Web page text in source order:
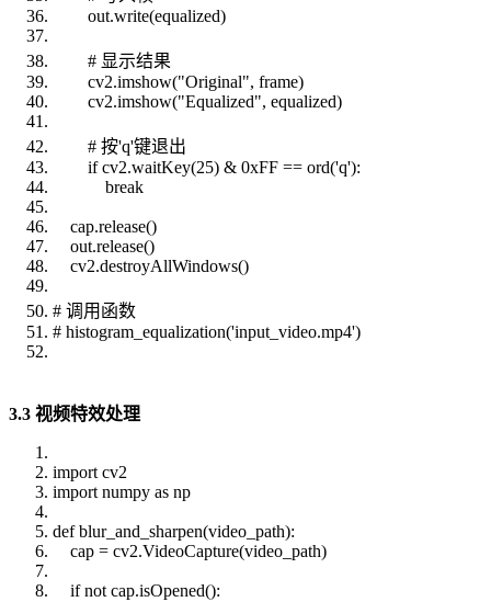
out.write(equalized)
# 显示结果
cv2.imshow("Original", frame)
cv2.imshow("Equalized", equalized)
# 按'q'键退出
if cv2.waitKey(25) & 0xFF == ord('q'):
break
cap.release()
out.release()
cv2.destroyAllWindows()
# 调用函数
# histogram_equalization('input_video.mp4')
3.3 视频特效处理
import cv2
import numpy as np
def blur_and_sharpen(video_path):
cap = cv2.VideoCapture(video_path)
if not cap.isOpened():